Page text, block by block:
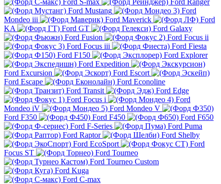
Ford S-max
Ford Ranger
Ford Mustang
Ford
Mondeo iii
Ford Maverick
Ford
KA
Ford GT
Ford Galaxy
Ford Fusion
Ford Focus ii
Ford Focus iii
Ford Fiesta
Ford F150
Ford Explorer
Ford Expedition
Ford Excursion
Ford Escort
Ford Escape
Ford Econoline
Ford Transit
Ford Edge
Ford Focus i
Ford
Mondeo iV
Ford Mondeo V
Ford F350
Ford F450
Ford F650
Ford F-Series
Ford Puma
Ford Raptor
Ford Shelby
Ford EcoSport
Ford
Focus ST
Ford Tourneo
Ford Tourneo Custom
Ford Kuga
Ford C-max